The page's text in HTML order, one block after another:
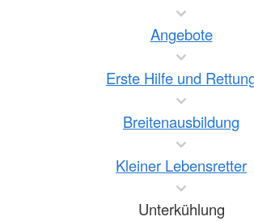
Angebote
Erste Hilfe und
Breitenausbildung
Kleiner Lebensretter
Unterkühlung